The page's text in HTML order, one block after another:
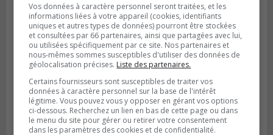
Transcription automatiqueCette transcription est
générée automatiquement et peut contenir des
erreurs.Écrivez-nouspour nous les signaler.
Nos services de police qui sont proches, ils ne font
pas seulement de l'intervention, il y a beaucoup de
repérage qu'ils font. Moi, j'encourage fortement,
on a un peu des différents postes de police, je
pense que du côté de Trois-Rivières, on a des trucs
Vos données à caractère personnel seront traitées, et les
informations liées à votre appareil (cookies, identifiants
uniques et autres types de données) pourront être stockées
et consultées par 66 partenaires, ainsi que partagées avec lui,
ou utilisées spécifiquement par ce site. Nos partenaires et
nous-mêmes sommes susceptibles d'utiliser des données de
géolocalisation précises. Liste des partenaires.
Certains fournisseurs sont susceptibles de traiter vos
données à caractère personnel sur la base de l'intérêt
légitime. Vous pouvez vous y opposer en gérant vos options
ci-dessous. Recherchez un lien en bas de cette page ou dans
le menu du site pour gérer ou retirer votre consentement
dans les paramètres des cookies et de confidentialité.